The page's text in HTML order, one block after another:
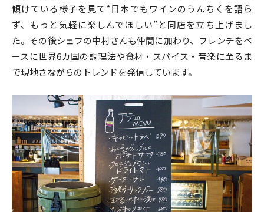
傾けている様子を見て“日本でもワインのうんちくを語ら
ず、もっと気軽に楽しんでほしい”と同店を立ち上げまし
た。その後シェフの中村さんも仲間に加わり、フレンチをベ
ースに世界6カ国の調理法や食材・スパイス・音楽に至るま
で現地さながらのトレンドを発信しています。